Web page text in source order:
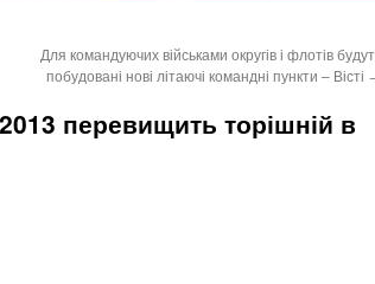
Для командуючих військами округів і флотів
побудовані нові літаючі командні пункти – Вісті
перевищить торішній в